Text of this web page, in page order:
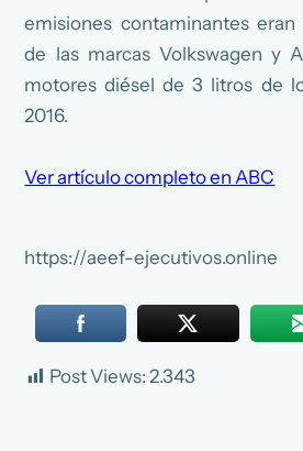
emisiones contaminantes
de las marcas Volkswagen y
motores diésel de 3 litros de
2016.
Ver artículo completo en ABC
https://aeef-ejecutivos.online
Post Views: 2.343